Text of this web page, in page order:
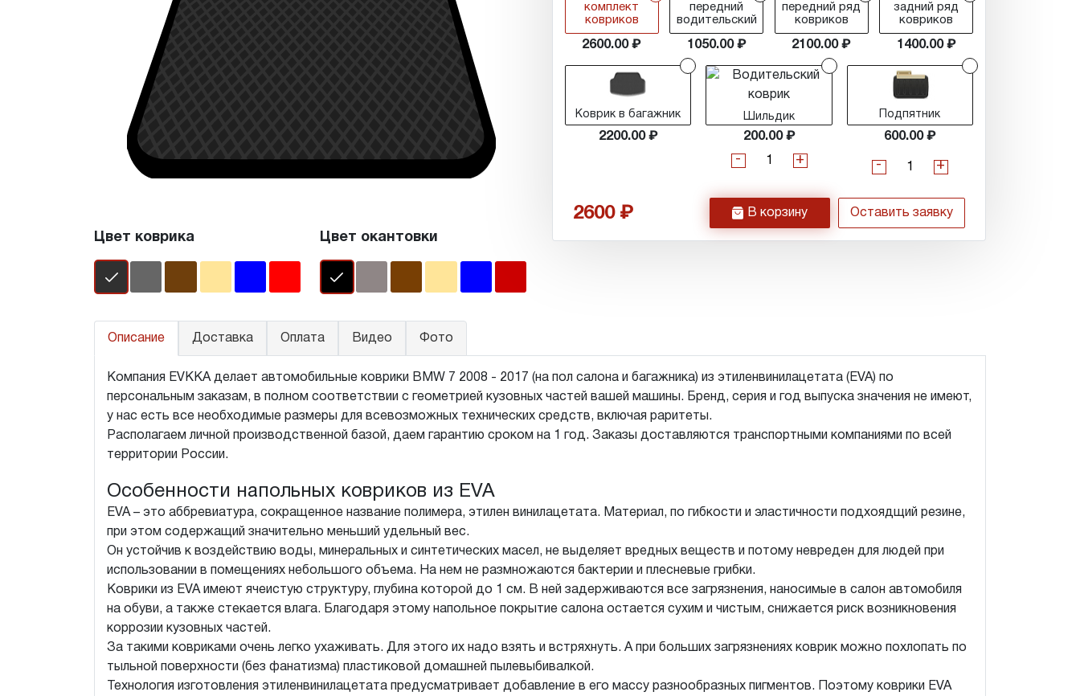
Цвет коврика Цвет окантовки
комплект
ковриков
2600.00
передний
водительский
1050.00
передний ряд
ковриков
2100.00
задний ряд
ковриков
1400.00
Коврик в багажник
2200.00
Шильдик
200.00
- +
Подпятник
600.00
- +
2600 h В корзину Оставить заявку
Описание Доставка Оплата Видео Фото
Компания EVKKA делает автомобильные коврики BMW 7 2008 - 2017 (на пол салона и багажника) из этиленвинилацетата (EVA) по
персональным заказам, в полном соответствии с геометрией кузовных частей вашей машины. Бренд, серия и год выпуска значения не имеют,
у нас есть все необходимые размеры для всевозможных технических средств, включая раритеты.
Располагаем личной производственной базой, даем гарантию сроком на 1 год. Заказы доставляются транспортными компаниями по всей
территории России.
Особенности напольных ковриков из EVA
EVA – это аббревиатура, сокращенное название полимера, этилен винилацетата. Материал, по гибкости и эластичности подхоядщий резине,
при этом содержащий значительно меньший удельный вес.
Он устойчив к воздействию воды, минеральных и синтетических масел, не выделяет вредных веществ и потому невреден для людей при
использовании в помещениях небольшого объема. На нем не размножаются бактерии и плесневые грибки.
Коврики из EVA имеют ячеистую структуру, глубина которой до 1 см. В ней задерживаются все загрязнения, наносимые в салон автомобиля
на обуви, а также стекается влага. Благодаря этому напольное покрытие салона остается сухим и чистым, снижается риск возникновения
коррозии кузовных частей.
За такими ковриками очень легко ухаживать. Для этого их надо взять и встряхнуть. А при больших загрязнениях коврик можно похлопать по
тыльной поверхности (без фанатизма) пластиковой домашней пылевыбивалкой.
Технология изготовления этиленвинилацетата предусматривает добавление в его массу разнообразных пигментов. Поэтому коврики EVA